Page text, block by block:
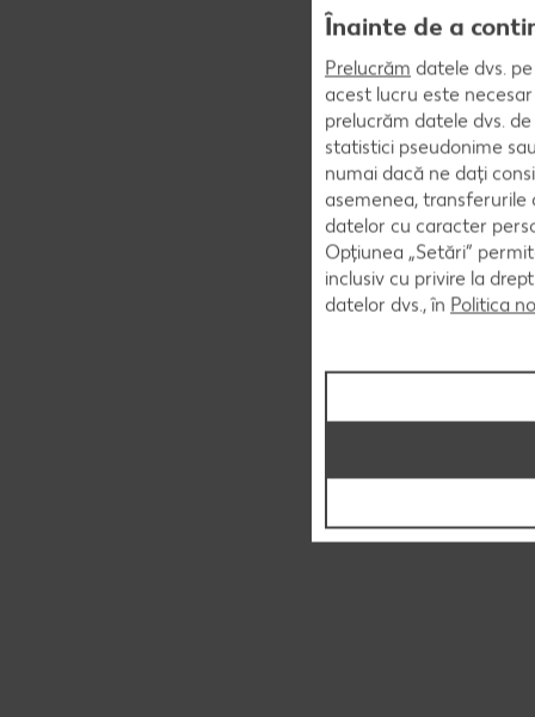
Înainte de a
Prelucrăm datele dvs.
acest lucru este
prelucrăm datele dvs.
statistici pseudonime
numai dacă ne dați
asemenea,
datelor cu caracter
Opțiunea „Setări”
inclusiv cu privire la
datelor dvs., în Politica